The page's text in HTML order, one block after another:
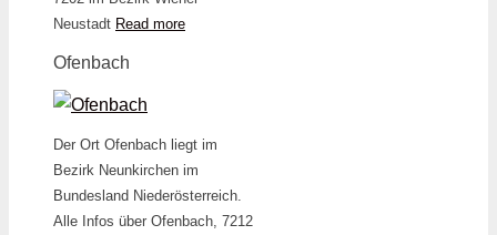
Neustadt Read more
Ofenbach
Der Ort Ofenbach liegt im
Bezirk Neunkirchen im
Bundesland Niederösterreich.
Alle Infos über Ofenbach, 7212